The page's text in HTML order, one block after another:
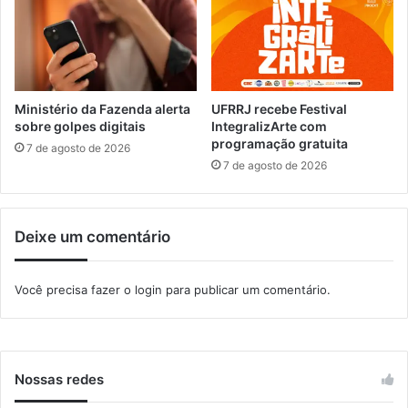
o
m
e
d
a
r
a
u
i
Ministério da Fazenda alerta
sobre golpes digitais
7 de agosto de 2026
UFRRJ recebe Festival
IntegralizArte com
programação gratuita
7 de agosto de 2026
Deixe um comentário
Você precisa fazer o login para publicar um comentário.
Nossas redes